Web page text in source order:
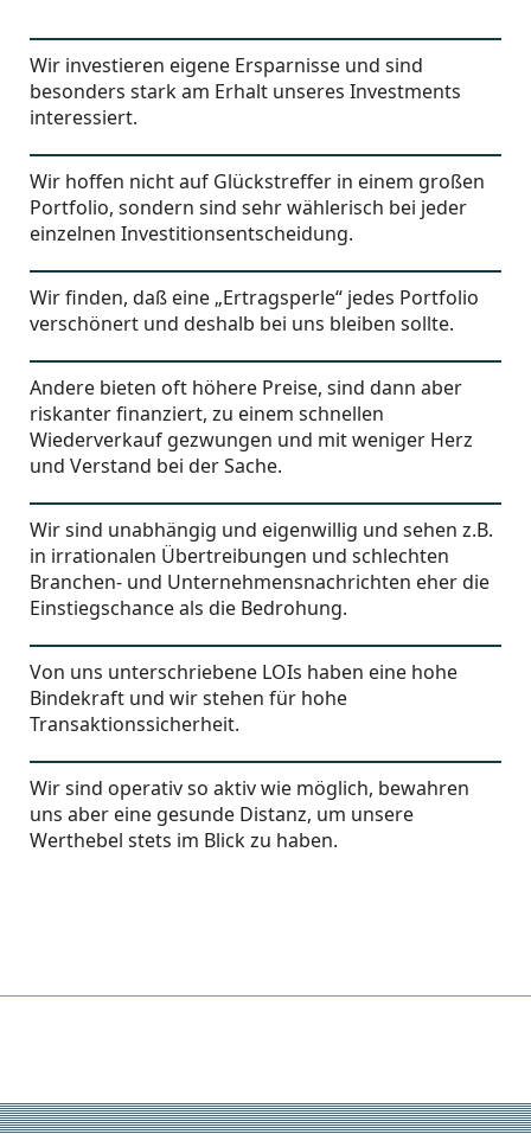
Wir investieren eigene Ersparnisse und sind
besonders stark am Erhalt unseres Investments
interessiert.
Wir hoffen nicht auf Glückstreffer in einem großen
Portfolio, sondern sind sehr wählerisch bei jeder
einzelnen Investitionsentscheidung.
Wir finden, daß eine „Ertragsperle“ jedes Portfolio
verschönert und deshalb bei uns bleiben sollte.
Andere bieten oft höhere Preise, sind dann aber
riskanter finanziert, zu einem schnellen
Wiederverkauf gezwungen und mit weniger Herz
und Verstand bei der Sache.
Wir sind unabhängig und eigenwillig und sehen z.B.
in irrationalen Übertreibungen und schlechten
Branchen- und Unternehmensnachrichten eher die
Einstiegschance als die Bedrohung.
Von uns unterschriebene LOIs haben eine hohe
Bindekraft und wir stehen für hohe
Transaktionssicherheit.
Wir sind operativ so aktiv wie möglich, bewahren
uns aber eine gesunde Distanz, um unsere
Werthebel stets im Blick zu haben.